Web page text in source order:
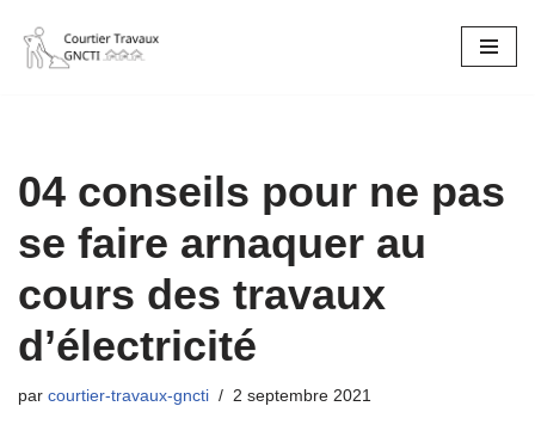
Aller
04 conseils pour ne pas
se faire arnaquer au
cours des travaux
d’électricité
par courtier-travaux-gncti 2 septembre 2021